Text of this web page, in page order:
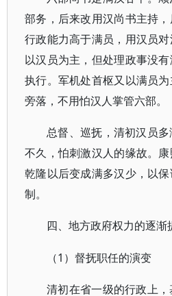
部务，后来改用汉尚书主持
行政能力高于满员，用汉员
以汉员为主，但处理政事没
执行。军机处首枢又以满员
旁落，不用怕汉人掌管六部。
总督、巡抚，清初汉员
不久，怕刺激汉人的缘故。康
乾隆以后变成满多汉少，以
制。
四、地方政府权力的逐渐
（1）督抚职任的演变
清初在省一级的行政上，